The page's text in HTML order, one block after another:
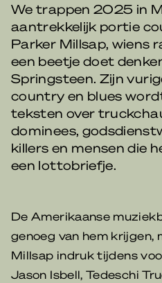
We trappen 2025 in
aantrekkelijk portie
Parker Millsap, wiens
een beetje doet
Springsteen. Zijn
country en blues
teksten over
dominees,
killers en mensen die
een lottobriefje.
De Amerikaanse
genoeg van hem krijgen,
Millsap indruk tijdens
Jason Isbell, Tedeschi